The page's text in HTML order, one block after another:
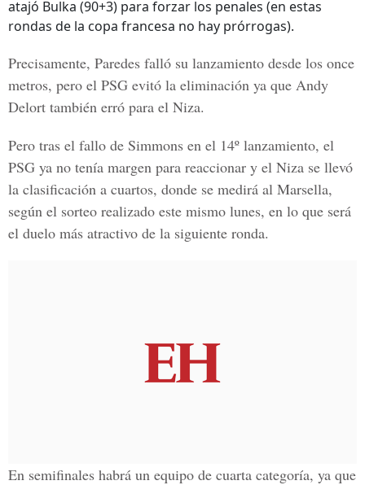
atajó Bulka (90+3) para forzar los penales (en estas
rondas de la copa francesa no hay prórrogas).
Precisamente, Paredes falló su lanzamiento desde los once
metros, pero el PSG evitó la eliminación ya que Andy
Delort también erró para el Niza.
Pero tras el fallo de Simmons en el 14º lanzamiento, el
PSG ya no tenía margen para reaccionar y el Niza se llevó
la clasificación a cuartos, donde se medirá al Marsella,
según el sorteo realizado este mismo lunes, en lo que será
el duelo más atractivo de la siguiente ronda.
En semifinales habrá un equipo de cuarta categoría, ya que